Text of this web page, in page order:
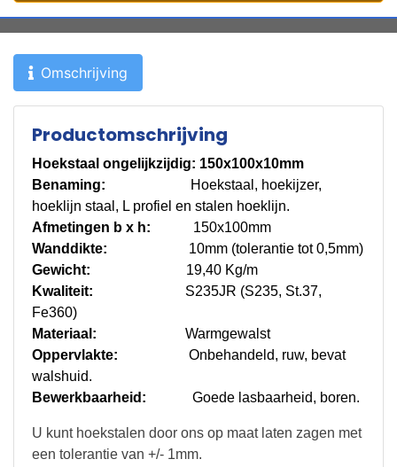
Omschrijving
Productomschrijving
Hoekstaal ongelijkzijdig: 150x100x10mm
Benaming:
Hoekstaal, hoekijzer,
hoeklijn staal, L profiel en stalen hoeklijn.
Afmetingen b x h: 150x100mm
Wanddikte: 10mm (tolerantie tot 0,5mm)
Gewicht: 19,40 Kg/m
Kwaliteit: S235JR (S235, St.37,
Fe360)
Materiaal:
Warmgewalst
Oppervlakte: Onbehandeld, ruw, bevat
walshuid.
Bewerkbaarheid:
Goede lasbaarheid, boren.
U kunt hoekstalen door ons op maat laten zagen met
een tolerantie van +/- 1mm.